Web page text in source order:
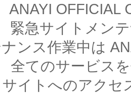
ANAYI OFFICIAL
緊急サイトメン
ンス作業中は
全てのサービス
サイトへのアクセ